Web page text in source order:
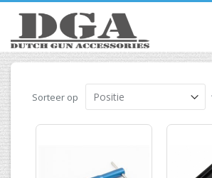
naar
de
inhoud
Sorteer op